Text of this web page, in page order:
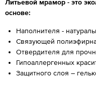
Литьевой мрамор - это
основе:
Наполнителя -
Связующей
Отвердителя для
Гипоаллергенных
Защитного слоя –